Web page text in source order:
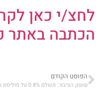
לחצ/י כאן
הכתבה באתר
הפוסט הקודם